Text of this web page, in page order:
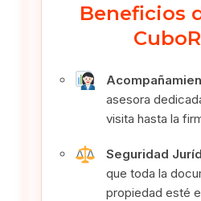
Beneficios
asesora
visita hasta la
Seguridad
que toda la
propiedad esté